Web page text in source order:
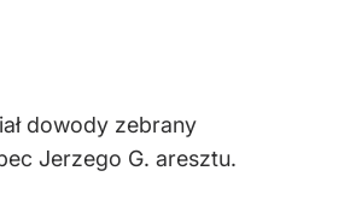
dowody zebrany
Jerzego G. aresztu.